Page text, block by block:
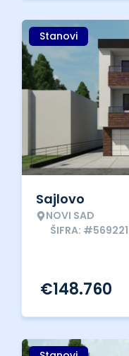
Stanovi
Sajlovo
NOVI SAD
ŠIFRA: #569221
€148.760